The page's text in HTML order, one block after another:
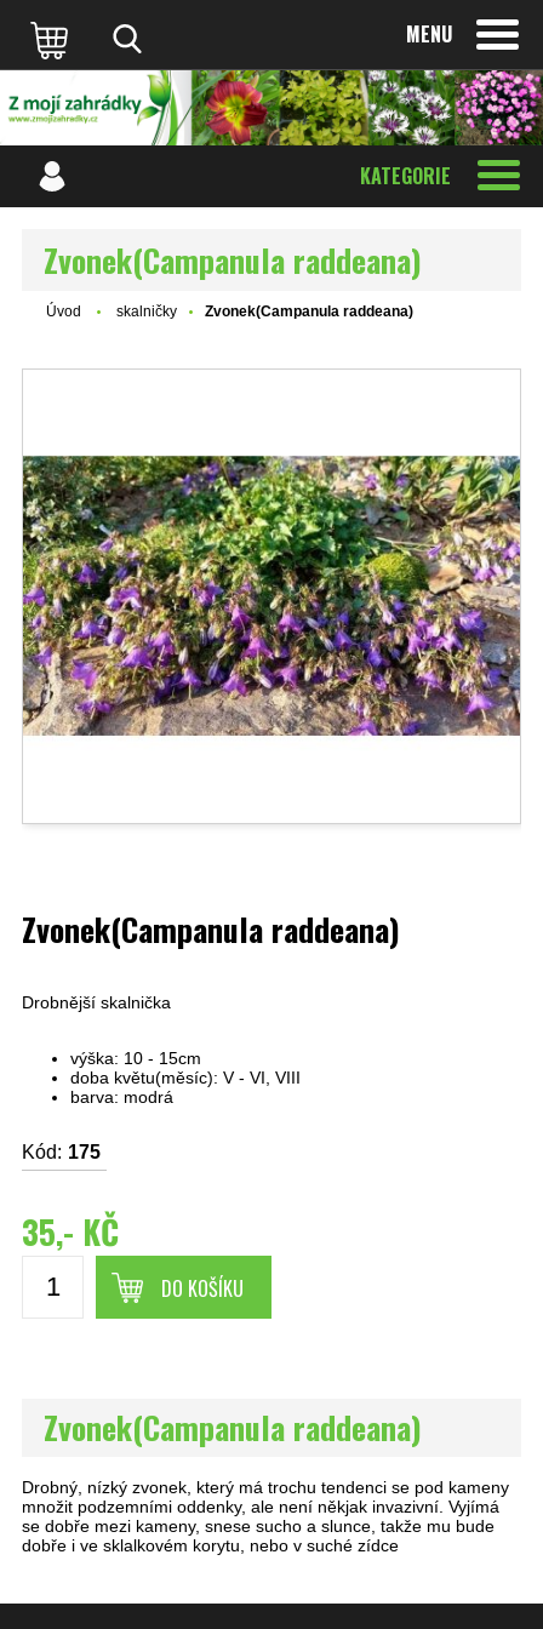
MENU
KATEGORIE
Zvonek(Campanula raddeana)
Úvod skalničky Zvonek(Campanula raddeana)
Zvonek(Campanula raddeana)
Drobnější skalnička
výška: 10 - 15cm
doba květu(měsíc): V - VI, VIII
barva: modrá
Kód: 175
35,- KČ
DO KOŠÍKU
Zvonek(Campanula raddeana)
Drobný, nízký zvonek, který má trochu tendenci se pod kameny
množit podzemními oddenky, ale není někjak invazivní. Vyjímá
se dobře mezi kameny, snese sucho a slunce, takže mu bude
dobře i ve sklalkovém korytu, nebo v suché zídce